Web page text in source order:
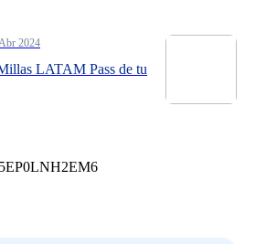
LATAM Pass de tu
2024